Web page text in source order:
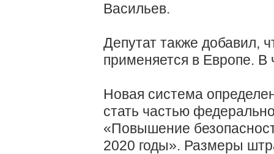
Васильев.
Депутат также добавил,
применяется в Европе. В
Новая система
стать частью
«Повышение
2020 годы». Размеры